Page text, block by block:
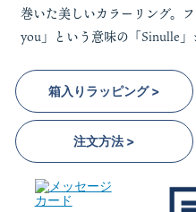
巻いた美しいカラーリング。
you」という意味の「Sinulle」
箱入りラッピング >
注文方法 >